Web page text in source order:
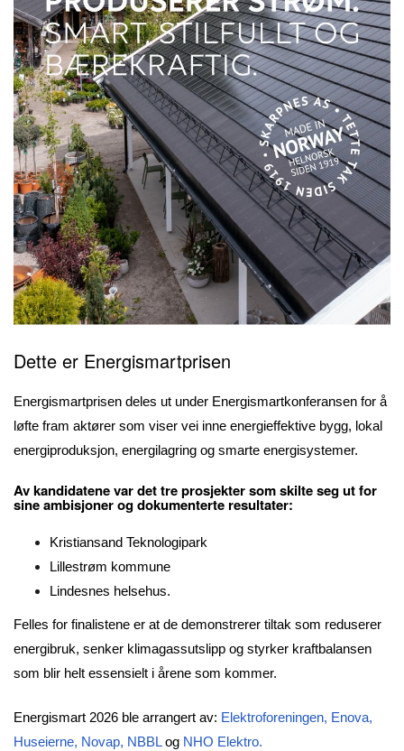
Dette er Energismartprisen
Energismartprisen deles ut under Energismartkonferansen for å
løfte fram aktører som viser vei inne energieffektive bygg, lokal
energiproduksjon, energilagring og smarte energisystemer.
Av kandidatene var det tre prosjekter som skilte seg ut for
sine ambisjoner og dokumenterte resultater:
Kristiansand Teknologipark
Lillestrøm kommune
Lindesnes helsehus.
Felles for finalistene er at de demonstrerer tiltak som reduserer
energibruk, senker klimagassutslipp og styrker kraftbalansen
som blir helt essensielt i årene som kommer.
Energismart 2026 ble arrangert av: Elektroforeningen, Enova,
Huseierne, Novap, NBBL og NHO Elektro.